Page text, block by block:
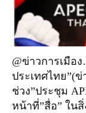
@ข่าวการเมือ
ประเทศไทย”(
ช่วง”ประชุม
หน้าที่”สื่อ” ใน